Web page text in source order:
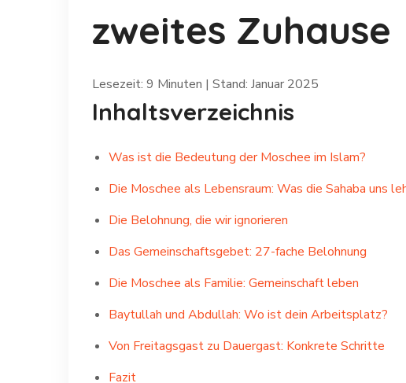
zweites Zuhause
Lesezeit: 9 Minuten | Stand: Januar 2025
Inhaltsverzeichnis
Was ist die Bedeutung der Moschee im Islam?
Die Moschee als Lebensraum: Was die Sahaba uns
Die Belohnung, die wir ignorieren
Das Gemeinschaftsgebet: 27-fache Belohnung
Die Moschee als Familie: Gemeinschaft leben
Baytullah und Abdullah: Wo ist dein Arbeitsplatz?
Von Freitagsgast zu Dauergast: Konkrete Schritte
Fazit